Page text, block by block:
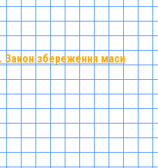
Закон збереження маси